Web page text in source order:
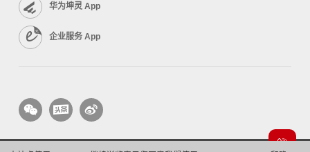
华为坤灵 App
企业服务 App